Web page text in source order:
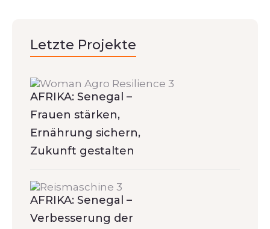
Letzte Projekte
AFRIKA: Senegal –
Frauen stärken,
Ernährung sichern,
Zukunft gestalten
AFRIKA: Senegal –
Verbesserung der